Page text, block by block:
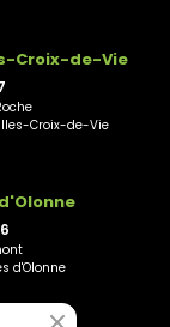
Croix-de-Vie
Croix-de-Vie
d'Olonne